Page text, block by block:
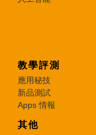
教學評測
應用秘技
新品測試
Apps 情報
其他